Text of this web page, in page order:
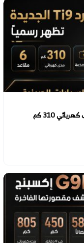
ليوبارد Ti9 الجديدة تظهر رسميًا: 6 مقاعد ومدى كهربائي 310 كم